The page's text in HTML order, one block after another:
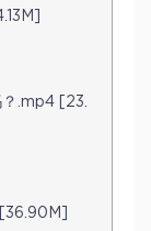
？.mp4 [23.